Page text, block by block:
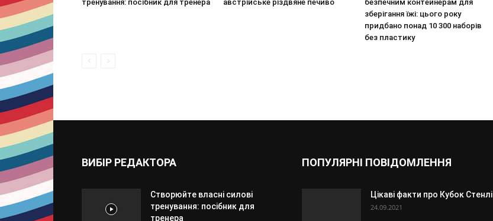
тренування: посібник для тренера
австрійське різдвяне печиво
безпечним контейнерам для
зберігання їжі: цього року
придбано понад 10 300 наборів
без пластику
ВИБІР РЕДАКТОРА
Створюйте власні силові
тренування: посібник для
тренера
ПОПУЛЯРНІ ПОВІДОМЛЕННЯ
Цікаві факти про Кубок Стенлі
24.09.2021